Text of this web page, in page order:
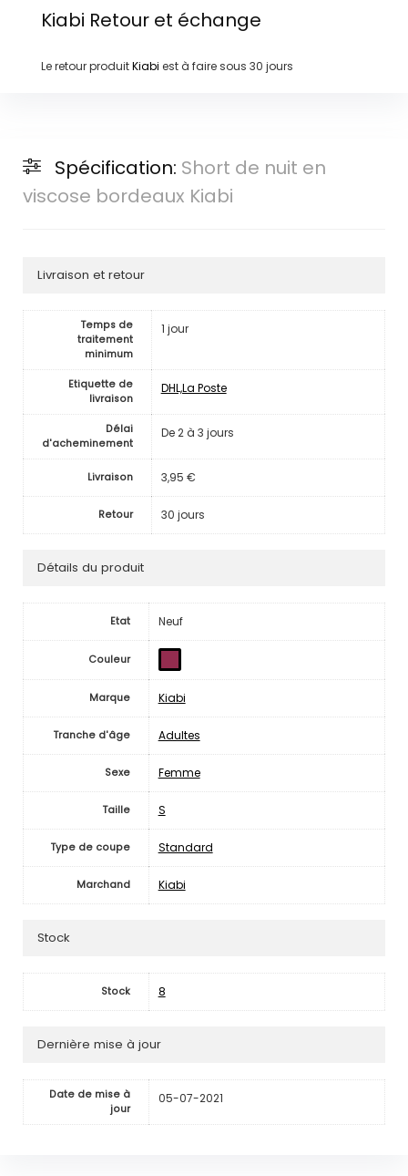
Kiabi Retour et échange
Le retour produitKiabi est à faire sous 30 jours
Spécification: Short de nuit en
viscose bordeaux Kiabi
Livraison et retour
Temps de
traitement
minimum
1 jour
Etiquette de
livraison
DHL,La Poste
Délai
d'acheminement
De 2 à 3 jours
Livraison 3,95 €
Retour 30 jours
Détails du produit
Etat Neuf
Couleur
Marque Kiabi
Tranche d'âge Adultes
Sexe Femme
Taille S
Type de coupe Standard
Marchand Kiabi
Stock
Stock 8
Dernière mise à jour
Date de mise à
jour
05-07-2021